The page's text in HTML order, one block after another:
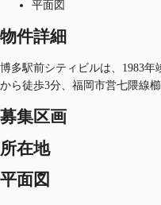
平面図
物件詳細
博多駅前シティビルは、1983
から徒歩3分、福岡市営七隈線
募集区画
所在地
平面図